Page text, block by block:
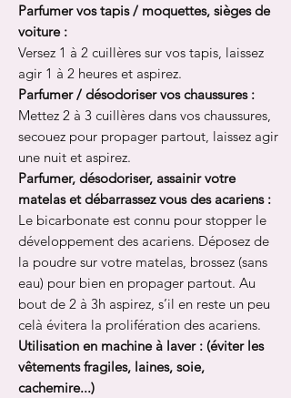
Parfumer vos tapis / moquettes, sièges de
voiture :
Versez 1 à 2 cuillères sur vos tapis, laissez
agir 1 à 2 heures et aspirez.
Parfumer / désodoriser vos chaussures :
Mettez 2 à 3 cuillères dans vos chaussures,
secouez pour propager partout, laissez agir
une nuit et aspirez.
Parfumer, désodoriser, assainir votre
matelas et débarrassez vous des acariens :
Le bicarbonate est connu pour stopper le
développement des acariens. Déposez de
la poudre sur votre matelas, brossez (sans
eau) pour bien en propager partout. Au
bout de 2 à 3h aspirez, s’il en reste un peu
celà évitera la prolifération des acariens.
Utilisation en machine à laver : (éviter les
vêtements fragiles, laines, soie,
cachemire...)